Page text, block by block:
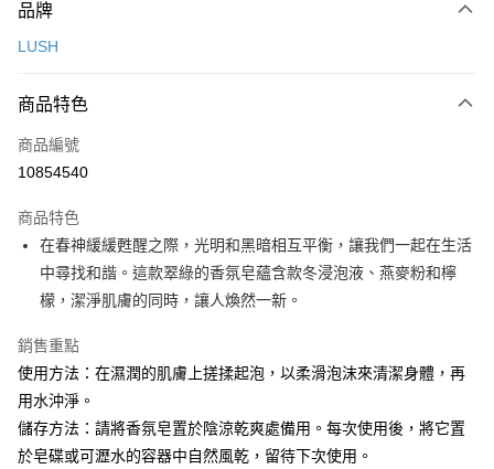
信用卡一次付款
Apple Pay
街口支付
Google Pay
全盈+PAY
大哥付你分期
相關說明
1.本服務由台灣大哥大提供，台灣大哥大用戶可立即使用無須另外申請。
2.付款方式選擇「大哥付你分期」，訂單成立後會自動跳轉到大哥付的交易
流程，驗證手機門號後，選擇欲分期的期數、繳款截止日，確認付款後即完
成交易。
3.實際核准額度、可分期數及費用金額請依後續交易確認頁面所載為準。
AFTEE先享後付
相關說明
【關於「AFTEE先享後付」】
AFTEE先享後付是「在收到商品之後才付款」的支付方式。 讓您購物簡單
ATM付款
品牌
LUSH
商品特色
商品編號
10854540
商品特色
在春神緩緩甦醒之際，光明和黑暗相互平衡，讓我們一起在生活
中尋找和諧。這款翠綠的香氛皂蘊含款冬浸泡液、燕麥粉和檸
檬，潔淨肌膚的同時，讓人煥然一新。
銷售重點
使用方法：在濕潤的肌膚上搓揉起泡，以柔滑泡沫來清潔身體，再
用水沖淨。
儲存方法：請將香氛皂置於陰涼乾爽處備用。每次使用後，將它置
於皂碟或可瀝水的容器中自然風乾，留待下次使用。